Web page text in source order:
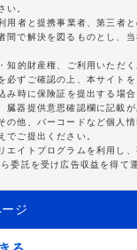
い。
用者と提携事業者、第三者
間で解決を図るものとし、
知的財産権、ご利用いただ
必ずご確認の上、本サイトを
み時に保険証を提出する場
臓器提供意思確認欄に記載
の他、バーコードなど個人
でご提出ください。
エイトプログラムを利用し、
委託を受け広告収益を得て
ジ